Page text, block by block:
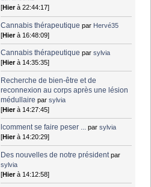
[Hierà 22:44:17]
Cannabis thérapeutique par Hervé35
[Hierà 16:48:09]
Cannabis thérapeutique parsylvia
[Hierà 14:35:35]
Recherche de bien-être et de
reconnexion au corps après une lésion
médullaire parsylvia
[Hierà 14:27:45]
lcomment se faire peser ... parsylvia
[Hierà 14:20:29]
Des nouvelles de notre président par
sylvia
[Hierà 14:12:58]